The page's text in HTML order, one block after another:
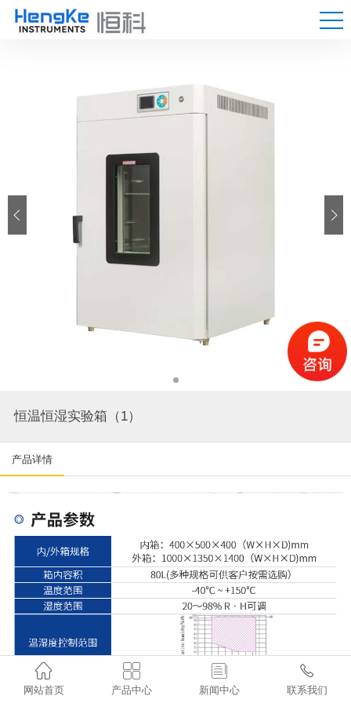
恒温恒湿实验箱（1）
产品详情

网站首页

产品中心

新闻中心

联系我们